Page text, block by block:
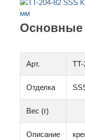
Основные
Арт.
Отделка
Вес (г)
Описание